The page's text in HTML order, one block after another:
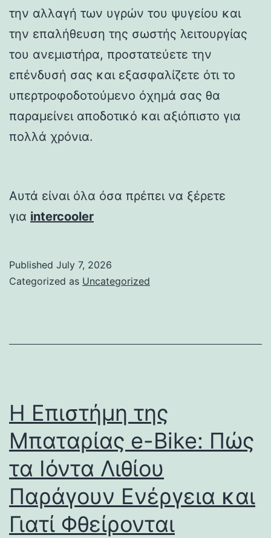
την αλλαγή των υγρών του ψυγείου και
την επαλήθευση της σωστής λειτουργίας
του ανεμιστήρα, προστατεύετε την
επένδυσή σας και εξασφαλίζετε ότι το
υπερτροφοδοτούμενο όχημά σας θα
παραμείνει αποδοτικό και αξιόπιστο για
πολλά χρόνια.
Αυτά είναι όλα όσα πρέπει να ξέρετε
για intercooler
Published July 7, 2026
Categorized as Uncategorized
Η Επιστήμη της
Μπαταρίας e-Bike: Πώς
τα Ιόντα Λιθίου
Παράγουν Ενέργεια και
Γιατί Φθείρονται